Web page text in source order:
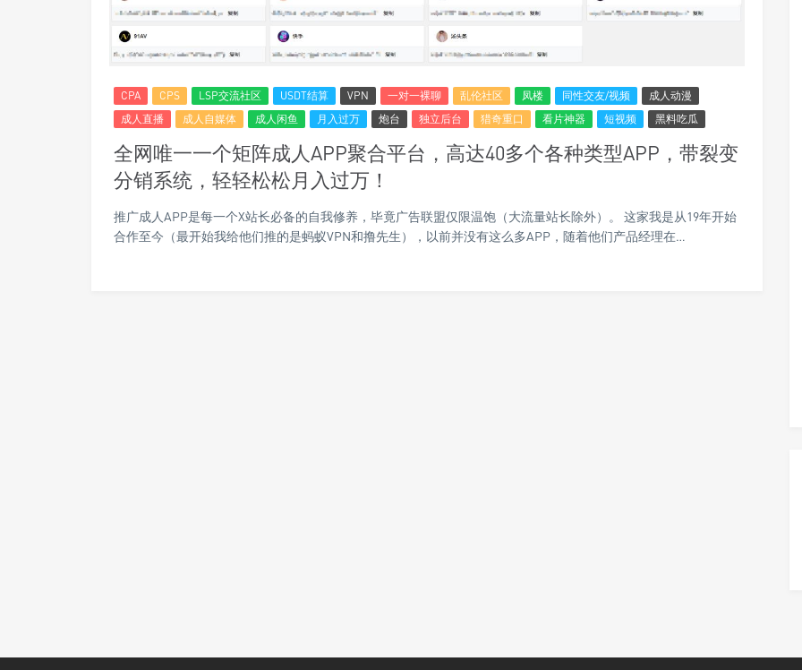
CPA CPS LSP交流社区 USDT结算 VPN 一对一裸聊 乱伦社区 凤楼 同性交友/视频
成人动漫
成人直播
成人自媒体 成人闲鱼 月入过万 炮台 独立后台 猎奇重口 看片神器 短视频 黑料吃瓜
全网唯一一个矩阵成人APP聚合平台，高达40多个各种类型APP，带裂变
分销系统，轻轻松松月入过万！
推广成人APP是每一个X站长必备的自我修养，毕竟广告联盟仅限温饱（大流量站长除外）。 这家我是从19年开始
合作至今（最开始我给他们推的是蚂蚁VPN和撸先生），以前并没有这么多APP，随着他们产品经理在…